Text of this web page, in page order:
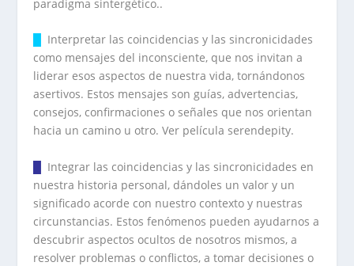
paradigma sintergético..
Interpretar las coincidencias y las sincronicidades
como mensajes del inconsciente, que nos invitan a
liderar esos aspectos de nuestra vida, tornándonos
asertivos. Estos mensajes son guías, advertencias,
consejos, confirmaciones o señales que nos orientan
hacia un camino u otro. Ver película serendepity.
Integrar las coincidencias y las sincronicidades en
nuestra historia personal, dándoles un valor y un
significado acorde con nuestro contexto y nuestras
circunstancias. Estos fenómenos pueden ayudarnos a
descubrir aspectos ocultos de nosotros mismos, a
resolver problemas o conflictos, a tomar decisiones o